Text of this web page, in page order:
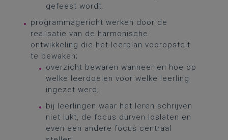
gefeest wordt.
programmagericht werken door de
realisatie van de harmonische
ontwikkeling die het leerplan vooropstelt
te bewaken;
overzicht bewaren wanneer en hoe op
welke leerdoelen voor welke leerling
ingezet werd;
bij leerlingen waar het leren schrijven
niet lukt, de focus durven loslaten en
even een andere focus centraal